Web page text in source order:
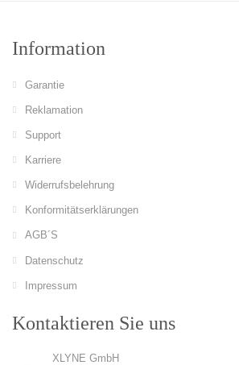
Information
Garantie
Reklamation
Support
Karriere
Widerrufsbelehrung
Konformitätserklärungen
AGB´S
Datenschutz
Impressum
Kontaktieren Sie uns
XLYNE GmbH